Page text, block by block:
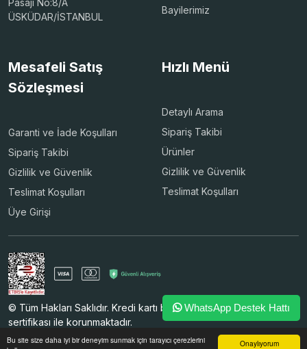
Onaylıyorum
Bu site size daha iyi bir deneyim sunmak için tarayıcı çerezlerini
Pasajı No:8/A
ÜSKÜDAR/İSTANBUL
Bayilerimiz
Mesafeli Satış
Sözleşmesi
Garanti ve İade Koşulları
Sipariş Takibi
Gizlilik ve Güvenlik
Teslimat Koşulları
Üye Girişi
Hızlı Menü
Detaylı Arama
Sipariş Takibi
Ürünler
Gizlilik ve Güvenlik
Teslimat Koşulları
© Tüm Hakları Saklıdır. Kredi kartı bilgileriniz 256bit SSL
sertifikası ile korunmaktadır.
WhatsApp Destek Hattı